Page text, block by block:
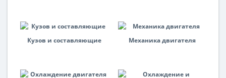
Кузов и составляющие Механика двигателя